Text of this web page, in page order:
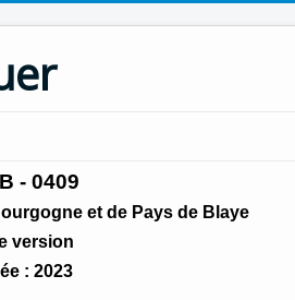
- 0409
et de Pays de Blaye
version
: 2023